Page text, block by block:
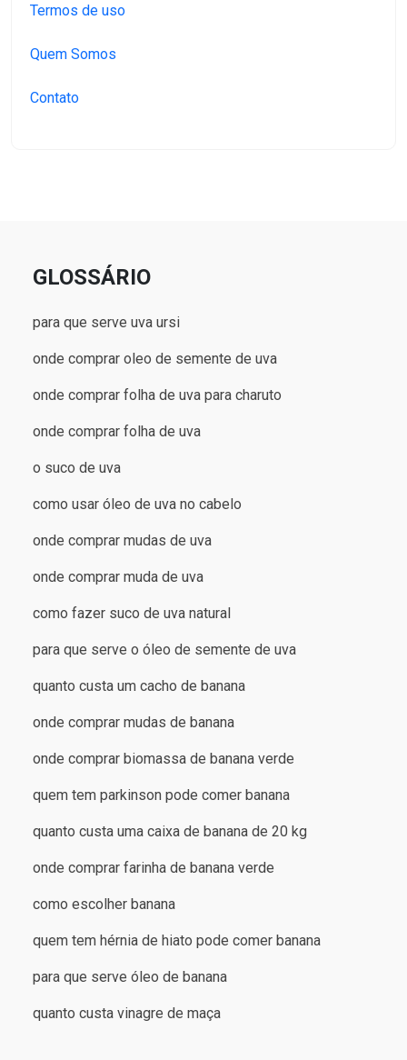
Termos de uso
Quem Somos
Contato
GLOSSÁRIO
para que serve uva ursi
onde comprar oleo de semente de uva
onde comprar folha de uva para charuto
onde comprar folha de uva
o suco de uva
como usar óleo de uva no cabelo
onde comprar mudas de uva
onde comprar muda de uva
como fazer suco de uva natural
para que serve o óleo de semente de uva
quanto custa um cacho de banana
onde comprar mudas de banana
onde comprar biomassa de banana verde
quem tem parkinson pode comer banana
quanto custa uma caixa de banana de 20 kg
onde comprar farinha de banana verde
como escolher banana
quem tem hérnia de hiato pode comer banana
para que serve óleo de banana
quanto custa vinagre de maça